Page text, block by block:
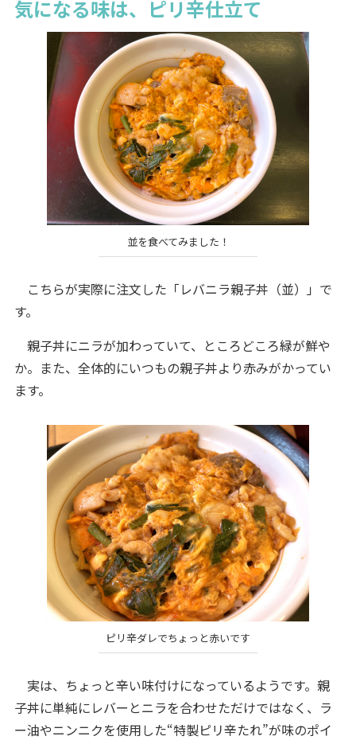
気になる味は、ピリ辛仕立て
並を食べてみました！
こちらが実際に注文した「レバニラ親子丼（並）」で
す。
親子丼にニラが加わっていて、ところどころ緑が鮮や
か。また、全体的にいつもの親子丼より赤みがかってい
ます。
ピリ辛ダレでちょっと赤いです
実は、ちょっと辛い味付けになっているようです。親
子丼に単純にレバーとニラを合わせただけではなく、ラ
ー油やニンニクを使用した“特製ピリ辛たれ”が味のポイ